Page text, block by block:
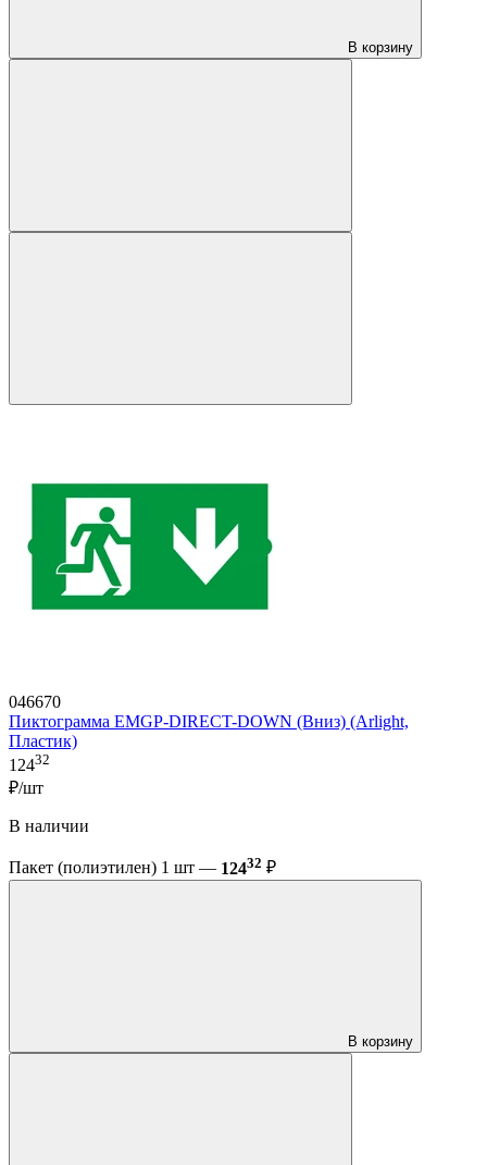
В корзину
046670
Пиктограмма EMGP-DIRECT-DOWN (Вниз) (Arlight,
Пластик)
12432
₽/шт
В наличии
Пакет (полиэтилен) 1 шт — 12432 ₽
В корзину